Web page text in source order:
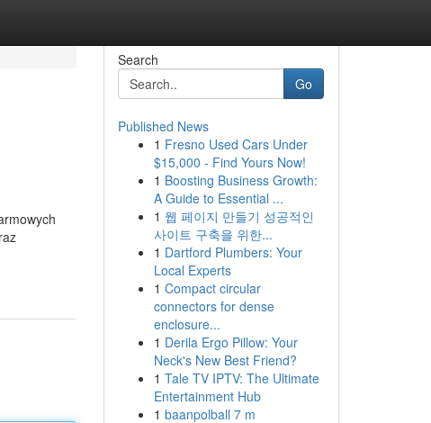
Search
Go
Published News
1 Fresno Used Cars Under
$15,000 - Find Yours Now!
1 Boosting Business Growth:
A Guide to Essential ...
1 웹 페이지 만들기 성공적인
사이트 구축을 위한...
1 Dartford Plumbers: Your
Local Experts
1 Compact circular
connectors for dense
enclosure...
1 Derila Ergo Pillow: Your
Neck's New Best Friend?
1 Tale TV IPTV: The Ultimate
Entertainment Hub
1 baanpolball 7 m